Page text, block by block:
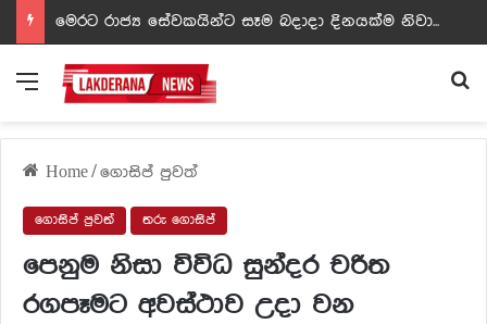
ඩඩ්ලිට දෙවෙනි නොවූ රත්න සහල් අධිපති..- PHOTOS
Menu
Home/ගොසිප් පුවත්
ගොසිප් පුවත් තරු ගොසිප්
පෙනුම නිසා විවිධ සුන්දර චරිත
රගපෑමට අවස්ථාව උදා වන